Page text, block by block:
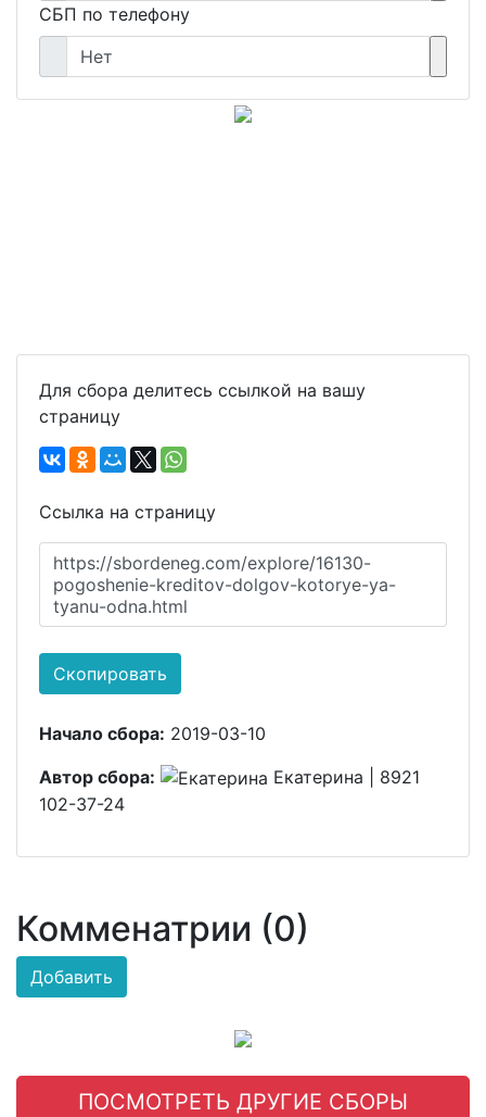
СБП по телефону
Нет
Для сбора делитесь ссылкой на вашу
страницу
Ссылка на страницу
https://sbordeneg.com/explore/16130-
pogoshenie-kreditov-dolgov-kotorye-ya-
tyanu-odna.html
Скопировать
Начало сбора: 2019-03-10
Автор сбора:
Екатерина | 8921
102-37-24
Комменатрии (0)
Добавить
ПОСМОТРЕТЬ ДРУГИЕ СБОРЫ